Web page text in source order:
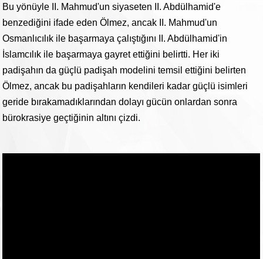
Bu yönüyle II. Mahmud'un siyaseten II. Abdülhamid'e
benzediğini ifade eden Ölmez, ancak II. Mahmud'un
Osmanlıcılık ile başarmaya çalıştığını II. Abdülhamid'in
İslamcılık ile başarmaya gayret ettiğini belirtti. Her iki
padişahın da güçlü padişah modelini temsil ettiğini belirten
Ölmez, ancak bu padişahların kendileri kadar güçlü isimleri
geride bırakamadıklarından dolayı gücün onlardan sonra
bürokrasiye geçtiğinin altını çizdi.